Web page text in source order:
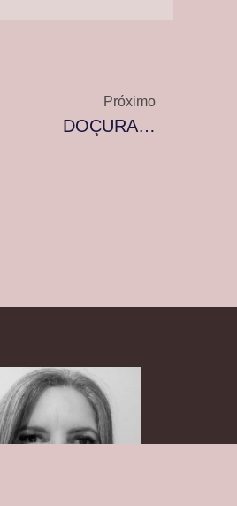
Próximo
DOÇURA…